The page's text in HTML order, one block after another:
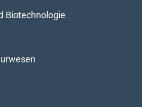
Biotechnologie